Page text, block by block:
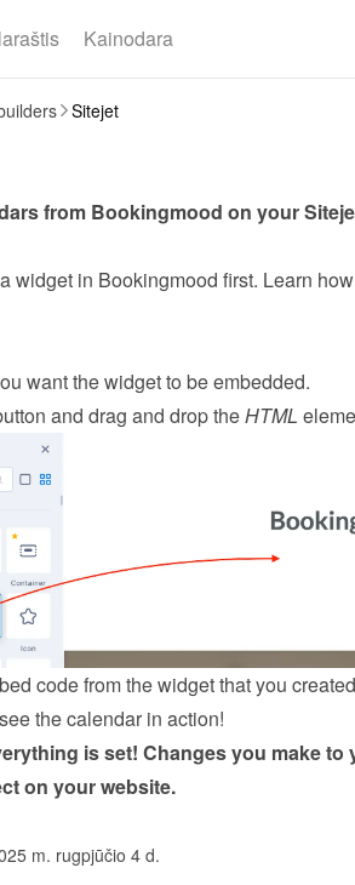
Kainodara
Sitejet
from Bookingmood on your
want the widget to be embedded.
and drag and drop the HTML
code from the widget that you
the calendar in action!
is set! Changes you make to
on your website.
m. rugpjūčio 4 d.